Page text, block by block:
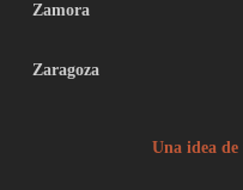
Zamora
Zaragoza
Una idea